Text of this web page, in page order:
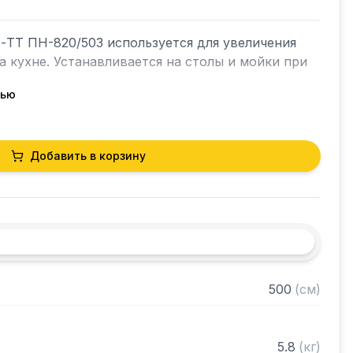
ПН-820/503 используется для увеличения
кухне. Устанавливается на столы и мойки при
ЛДСП
Добавить в корзину
500 (см)
5.8 (кг)